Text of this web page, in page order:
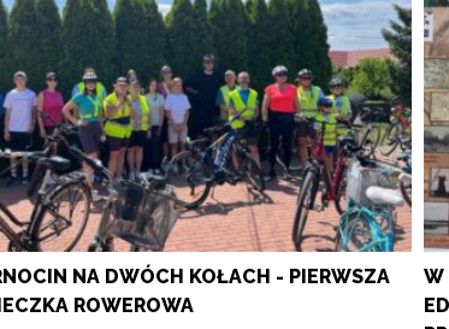
NA DWÓCH KOŁACH - PIERWSZA
ROWEROWA
W